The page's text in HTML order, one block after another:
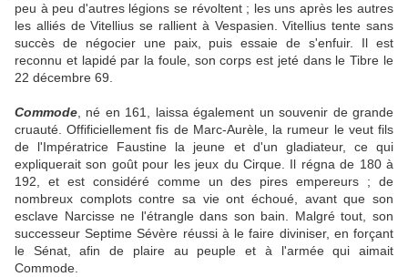
peu à peu d'autres légions se révoltent ; les uns après les autres
les alliés de Vitellius se rallient à Vespasien. Vitellius tente sans
succès de négocier une paix, puis essaie de s'enfuir. Il est
reconnu et lapidé par la foule, son corps est jeté dans le Tibre le
22 décembre 69.
Commode , né en 161, laissa également un souvenir de grande
cruauté. Offificiellement fis de Marc-Aurèle, la rumeur le veut fils
de l'Impératrice Faustine la jeune et d'un gladiateur, ce qui
expliquerait son goût pour les jeux du Cirque. Il régna de 180 à
192, et est considéré comme un des pires empereurs ; de
nombreux complots contre sa vie ont échoué, avant que son
esclave Narcisse ne l'étrangle dans son bain. Malgré tout, son
successeur Septime Sévère réussi à le faire diviniser, en forçant
le Sénat, afin de plaire au peuple et à l'armée qui aimait
Commode.